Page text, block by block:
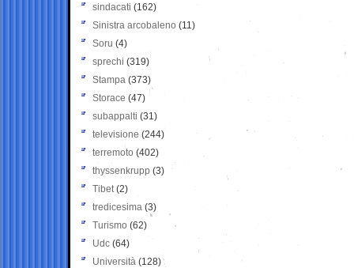
sindacati (162)
Sinistra arcobaleno (11)
Soru (4)
sprechi (319)
Stampa (373)
Storace (47)
subappalti (31)
televisione(244)
terremoto (402)
thyssenkrupp (3)
Tibet(2)
tredicesima (3)
Turismo (62)
Udc (64)
Università (128)